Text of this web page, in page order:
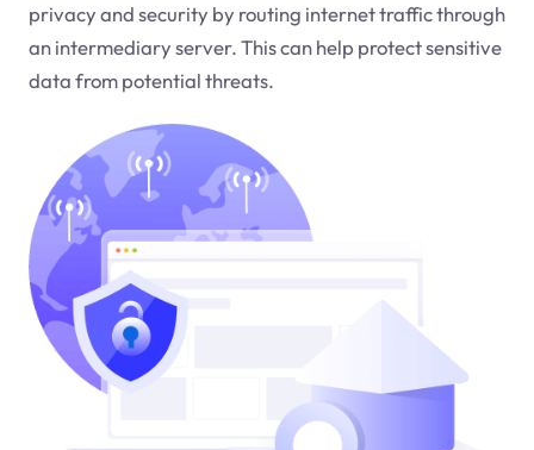
privacy and security by routing internet traffic through
an intermediary server. This can help protect sensitive
data from potential threats.